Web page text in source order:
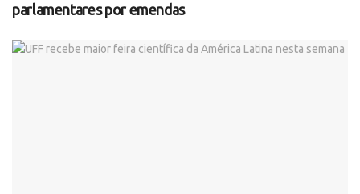
parlamentares por emendas